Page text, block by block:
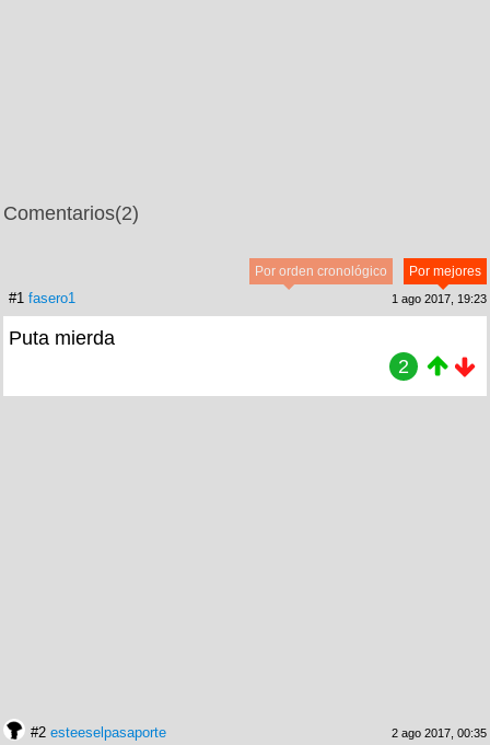
Comentarios(2)
Por mejores
Por orden cronológico
#1 fasero1 1 ago 2017, 19:23
Puta mierda
2
#2 esteeselpasaporte 2 ago 2017, 00:35